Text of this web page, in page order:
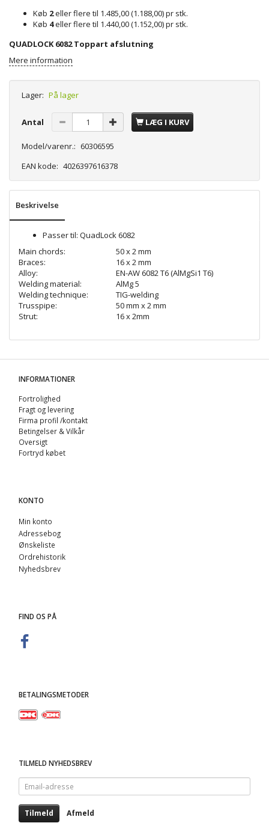
Køb 2eller flere til 1.485,00(1.188,00)pr stk.
Køb 4eller flere til 1.440,00(1.152,00)pr stk.
QUADLOCK 6082 Toppart afslutning
Mere information
Lager: På lager
Antal LÆG I KURV
Model/varenr.: 60306595
EAN kode: 4026397616378
Beskrivelse
Passer til: QuadLock 6082
Main chords:
50 x 2 mm
Braces:
16 x 2 mm
Alloy:
EN-AW 6082 T6 (AlMgSi1 T6)
Welding material:
AlMg 5
Welding technique:
TIG-welding
Trusspipe:
50 mm x 2 mm
Strut:
16 x 2mm
INFORMATIONER
Fortrolighed
Fragt og levering
Firma profil /kontakt
Betingelser & Vilkår
Oversigt
Fortryd købet
KONTO
Min konto
Adressebog
Ønskeliste
Ordrehistorik
Nyhedsbrev
FIND OS PÅ
BETALINGSMETODER
TILMELD NYHEDSBREV
Email-
adresse
Tilmeld Afmeld